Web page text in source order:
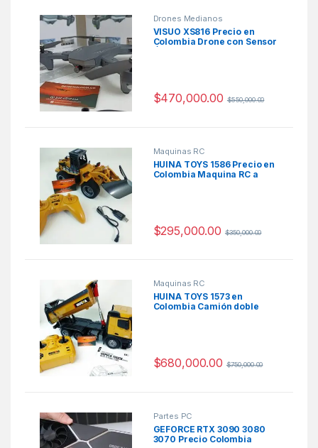
Drones Medianos
VISUO XS816 Precio en
Colombia Drone con Sensor
$470,000.00 $550,000.00
Maquinas RC
HUINA TOYS 1586 Precio en
Colombia Maquina RC a
$295,000.00 $350,000.00
Maquinas RC
HUINA TOYS 1573 en
Colombia Camión doble
$680,000.00 $750,000.00
Partes PC
GEFORCE RTX 3090 3080
3070 Precio Colombia